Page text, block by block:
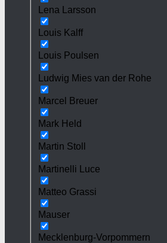
Lena Larsson
Louis Kalff
Louis Poulsen
Ludwig Mies van der Rohe
Marcel Breuer
Mark Held
Martin Stoll
Martinelli Luce
Matteo Grassi
Mauser
Mecklenburg-Vorpommern